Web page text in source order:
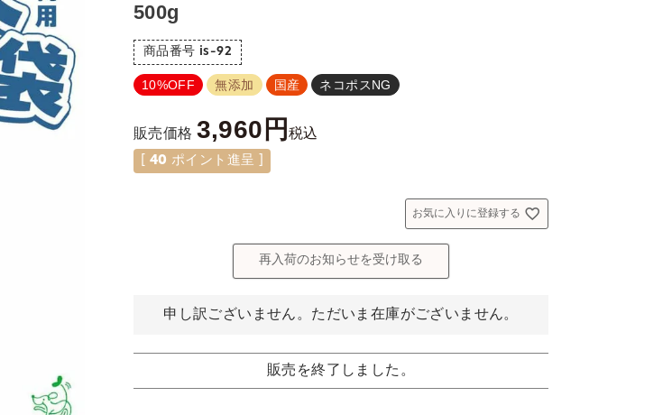
500g
商品番号 is-92
10%OFF 無添加 国産 ネコポスNG
販売価格 3,960 税込
40 ポイント進呈 ]
お気に入りに登録する
再入荷のお知らせを受け取る
申し訳ございません。ただいま在庫がございません。
販売を終了しました。